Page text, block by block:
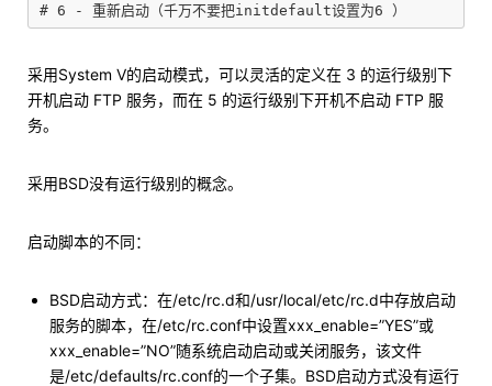
采用System V的启动模式，可以灵活的定义在 3 的运行级别下
开机启动 FTP 服务，而在 5 的运行级别下开机不启动 FTP 服
务。
采用BSD没有运行级别的概念。
启动脚本的不同：
BSD启动方式：在/etc/rc.d和/usr/local/etc/rc.d中存放启动
服务的脚本，在/etc/rc.conf中设置xxx_enable=”YES”或
xxx_enable=”NO”随系统启动启动或关闭服务，该文件
是/etc/defaults/rc.conf的一个子集。BSD启动方式没有运行